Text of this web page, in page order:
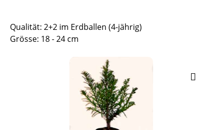
Qualität: 2+2 im Erdballen (4-jährig)
Grösse: 18 - 24 cm